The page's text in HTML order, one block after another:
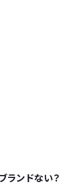
ランドない？